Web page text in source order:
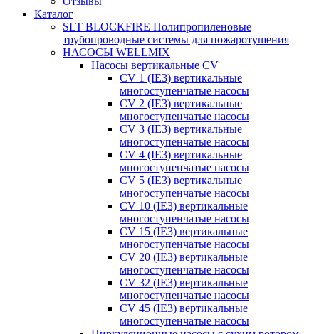
Каталог
SLT BLOCKFIRE Полипропиленовые
трубопроводные системы для пожаротушения
НАСОСЫ WELLMIX
Насосы вертикальные CV
CV 1 (IE3) вертикальные
многоступенчатые насосы
CV 2 (IE3) вертикальные
многоступенчатые насосы
CV 3 (IE3) вертикальные
многоступенчатые насосы
CV 4 (IE3) вертикальные
многоступенчатые насосы
CV 5 (IE3) вертикальные
многоступенчатые насосы
CV 10 (IE3) вертикальные
многоступенчатые насосы
CV 15 (IE3) вертикальные
многоступенчатые насосы
CV 20 (IE3) вертикальные
многоступенчатые насосы
CV 32 (IE3) вертикальные
многоступенчатые насосы
CV 45 (IE3) вертикальные
многоступенчатые насосы